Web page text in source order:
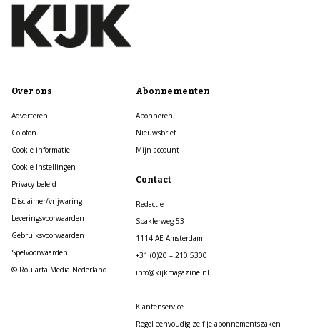
Over ons
Adverteren
Colofon
Cookie informatie
Cookie Instellingen
Privacy beleid
Disclaimer/vrijwaring
Leveringsvoorwaarden
Gebruiksvoorwaarden
Spelvoorwaarden
© Roularta Media Nederland
Abonnementen
Abonneren
Nieuwsbrief
Mijn account
Contact
Redactie
Spaklerweg 53
1114 AE Amsterdam
+31 (0)20 – 210 5300
info@kijkmagazine.nl
Klantenservice
Regel eenvoudig zelf je abonnementszaken